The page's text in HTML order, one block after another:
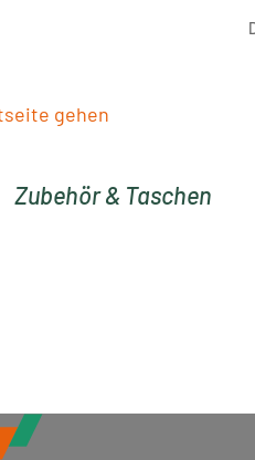
Zubehör & Taschen